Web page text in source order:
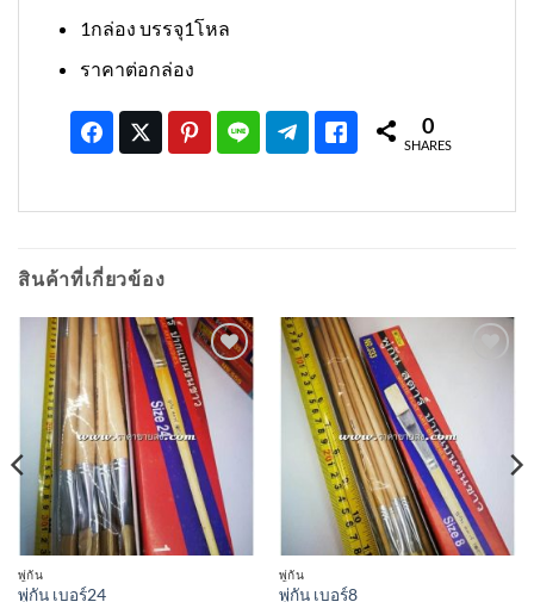
1กล่อง บรรจุ1โหล
ราคาต่อกล่อง
0
SHARES
สินค้าที่เกี่ยวข้อง
เพิ่มเข้า
ใน
รายการ
ที่
ติดตาม
พู่กัน
พู่กัน เบอร์24
รายการ
ติดตาม
พู่กัน
พู่กัน เบอร์8